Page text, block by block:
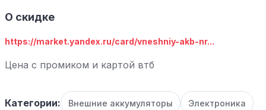
О скидке
https://market.yandex.ru/card/vneshniy-akb-nr...
Цена с промиком и картой втб
Категории: Внешние аккумуляторы Электроника